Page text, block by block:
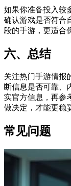
如果你准备投入较
确认游戏是否符合
段的手游，更适合
六、总结
关注热门手游情报
断信息是否可靠、
实官方信息，再参
做决定，才能更稳
常见问题